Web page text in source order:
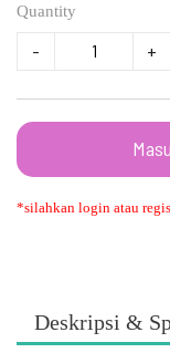
Quantity
- +
*silahkan login atau
Deskripsi &